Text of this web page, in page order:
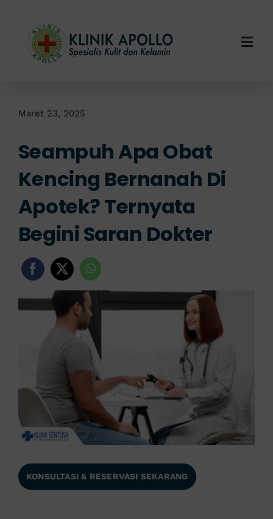
content
Layanan Kami
Info Klinik
Maret 23, 2025
Seampuh Apa Obat
Kencing Bernanah Di
Apotek? Ternyata
Begini Saran Dokter
KONSULTASI & RESERVASI SEKARANG